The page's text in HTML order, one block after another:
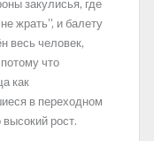
закулисья, где
жрать”, и балету
весь человек,
что
как
в переходном
рост.